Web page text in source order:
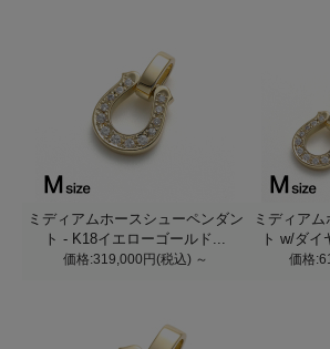
ミディアムホースシューペンダン
ト - K18イエローゴールド...
価格:319,000円(税込) ～
ミディア
ト w/ダイ
価格